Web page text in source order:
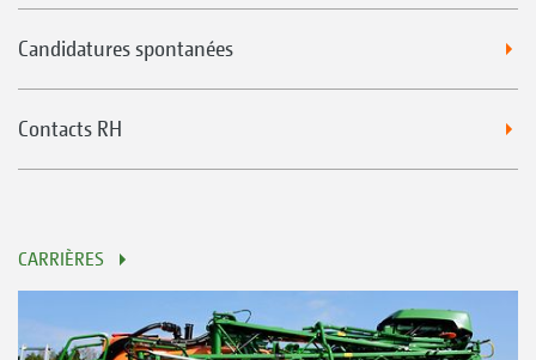
Candidatures spontanées
Contacts RH
CARRIÈRES